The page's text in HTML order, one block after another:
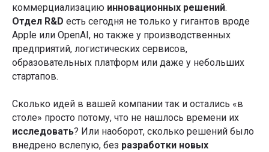
коммерциализацию инновационных решений.
Отдел R&D есть сегодня не только у гигантов вроде
Apple или OpenAI, но также у производственных
предприятий, логистических сервисов,
образовательных платформ или даже у небольших
стартапов.
Сколько идей в вашей компании так и остались «в
столе» просто потому, что не нашлось времени их
исследовать? Или наоборот, сколько решений было
внедрено вслепую, без разработки новых